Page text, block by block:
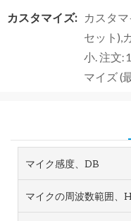
カスタマイズ:
カスタ
セット),
小. 注文:
マイズ (
マイク感度、dB
マイクの周波数範囲、